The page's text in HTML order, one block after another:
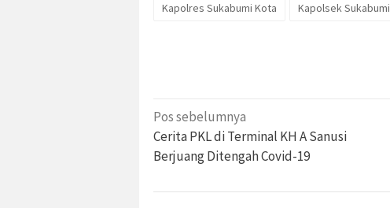
Kapolres Sukabumi Kota Kapolsek Sukabumi
Navigasi
pos
Pos sebelumnya
Cerita PKL di Terminal KH A Sanusi
Berjuang Ditengah Covid-19